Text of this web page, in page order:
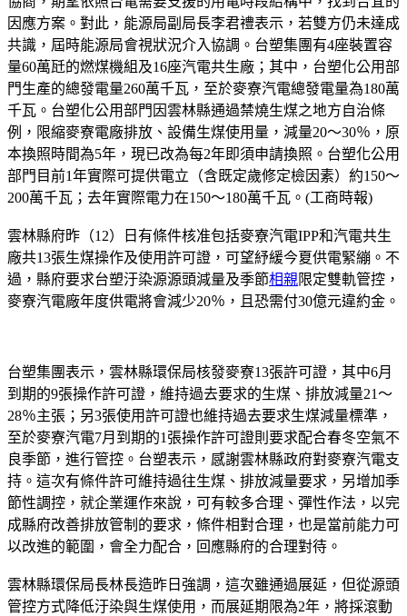
因應方案。對此，能源局副局長李君禮表示，若雙方仍未達成
共識，屆時能源局會視狀況介入協調。台塑集團有4座裝置容
量60萬瓩的燃煤機組及16座汽電共生廠；其中，台塑化公用部
門生產的總發電量260萬千瓦，至於麥寮汽電總發電量為180萬
千瓦。台塑化公用部門因雲林縣通過禁燒生煤之地方自治條
例，限縮麥寮電廠排放、設備生煤使用量，減量20～30％，原
本換照時間為5年，現已改為每2年即須申請換照。台塑化公用
部門目前1年實際可提供電立（含既定歲修定檢因素）約150～
200萬千瓦；去年實際電力在150～180萬千瓦。(工商時報)
雲林縣府昨（12）日有條件核准包括麥寮汽電IPP和汽電共生
廠共13張生煤操作及使用許可證，可望紓緩今夏供電緊繃。不
過，縣府要求台塑汙染源源頭減量及季節相親限定雙軌管控，
麥寮汽電廠年度供電將會減少20％，且恐需付30億元違約金。
台塑集團表示，雲林縣環保局核發麥寮13張許可證，其中6月
到期的9張操作許可證，維持過去要求的生煤、排放減量21～
28％主張；另3張使用許可證也維持過去要求生煤減量標準，
至於麥寮汽電7月到期的1張操作許可證則要求配合春冬空氣不
良季節，進行管控。台塑表示，感謝雲林縣政府對麥寮汽電支
持。這次有條件許可維持過往生煤、排放減量要求，另增加季
節性調控，就企業運作來說，可有較多合理、彈性作法，以完
成縣府改善排放管制的要求，條件相對合理，也是當前能力可
以改進的範圍，會全力配合，回應縣府的合理對待。
雲林縣環保局長林長造昨日強調，這次雖通過展延，但從源頭
管控方式降低汙染與生煤使用，而展延期限為2年，將採滾動